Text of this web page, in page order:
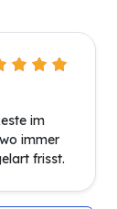
im
immer
frisst.